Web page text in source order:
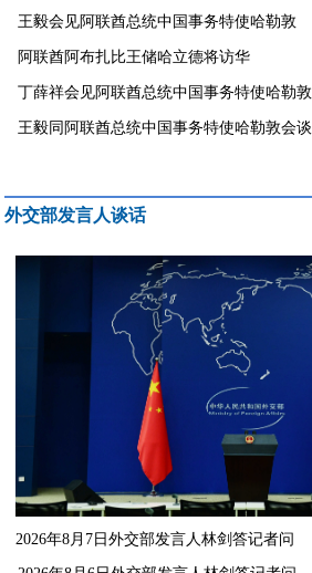
​王毅会见阿联酋总统中国事务特使哈勒敦
阿联酋阿布扎比王储哈立德将访华
丁薛祥会见阿联酋总统中国事务特使哈勒敦
王毅同阿联酋总统中国事务特使哈勒敦会谈
外交部发言人谈话
2026年8月7日外交部发言人林剑答记者问